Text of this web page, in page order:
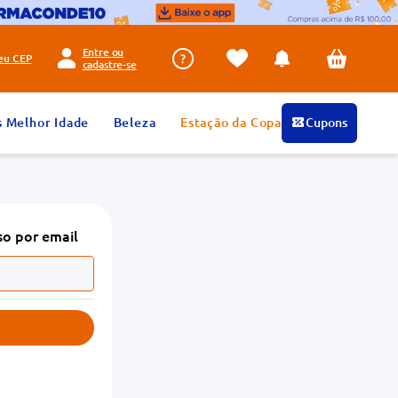
CEP
Entre ou
cadastre-se
Melhor Idade Beleza Estação da Copa Cupons
por email